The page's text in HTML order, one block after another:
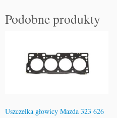
Podobne produkty
Uszczelka głowicy Mazda 323 626